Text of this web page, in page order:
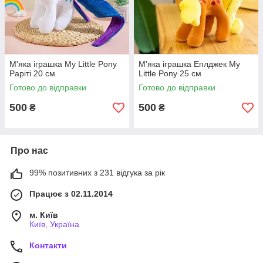
М'яка іграшка My Little Pony
Раріті 20 см
Готово до відправки
500 ₴
М'яка іграшка Еплджек My
Little Pony 25 см
Готово до відправки
500 ₴
Про нас
99% позитивних з 231 відгука за рік
Працює з 02.11.2014
м. Київ
Київ, Україна
Контакти